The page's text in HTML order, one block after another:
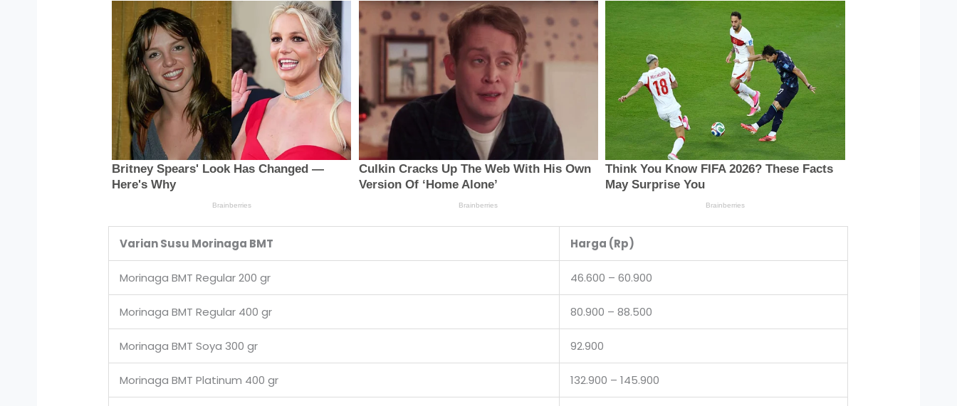
Varian Susu Morinaga BMT Harga (Rp)
Morinaga BMT Regular 200 gr 46.600 – 60.900
Morinaga BMT Regular 400 gr 80.900 – 88.500
Morinaga BMT Soya 300 gr 92.900
Morinaga BMT Platinum 400 gr 132.900 – 145.900